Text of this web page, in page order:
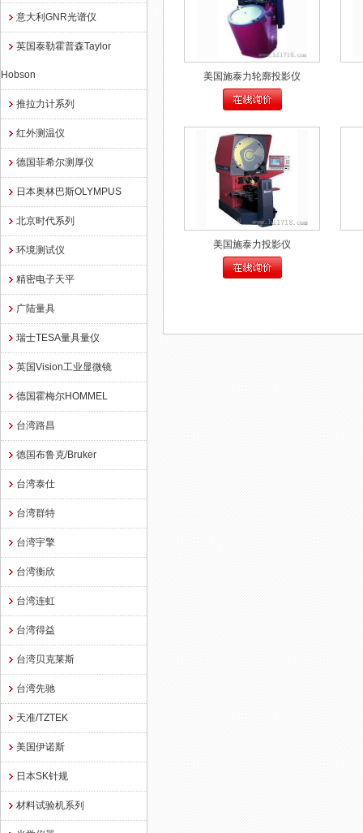
意大利GNR光谱仪
英国泰勒霍普森Taylor
Hobson
推拉力计系列
红外测温仪
德国菲希尔测厚仪
日本奥林巴斯OLYMPUS
北京时代系列
环境测试仪
精密电子天平
广陆量具
瑞士TESA量具量仪
英国Vision工业显微镜
德国霍梅尔HOMMEL
台湾路昌
德国布鲁克/Bruker
台湾泰仕
台湾群特
台湾宇擎
台湾衡欣
台湾连虹
台湾得益
台湾贝克莱斯
台湾先驰
天准/TZTEK
美国伊诺斯
日本SK针规
材料试验机系列
美国施泰力轮廓投影仪
美国施泰力投影仪